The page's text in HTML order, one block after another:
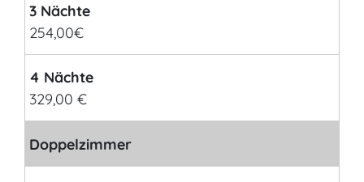
3 Nächte
254,00€
4 Nächte
329,00 €
Doppelzimmer